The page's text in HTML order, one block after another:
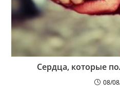
Сердца, которые
08/